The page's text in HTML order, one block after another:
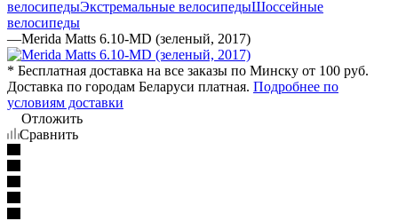
велосипедыЭкстремальные велосипедыШоссейные
велосипеды
—Merida Matts 6.10-MD (зеленый, 2017)
* Бесплатная доставка на все заказы по Минску от 100 руб.
Доставка по городам Беларуси платная. Подробнее по
условиям доставки
Отложить
Сравнить